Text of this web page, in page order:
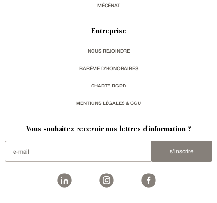
MÉCÉNAT
Entreprise
NOUS REJOINDRE
BARÈME D'HONORAIRES
CHARTE RGPD
MENTIONS LÉGALES & CGU
Vous souhaitez recevoir nos lettres d'information ?
s'inscrire